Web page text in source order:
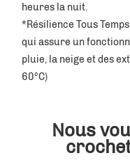
heures la nuit.
*Résilience Tous
qui assure un
pluie, la neige et des
60°C)
Nous